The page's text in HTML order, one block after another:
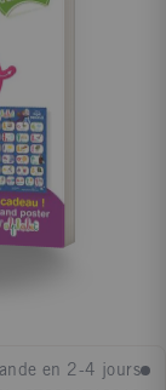
en 2-4 jours